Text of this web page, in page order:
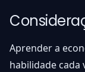
Aprender a
habilidade cada